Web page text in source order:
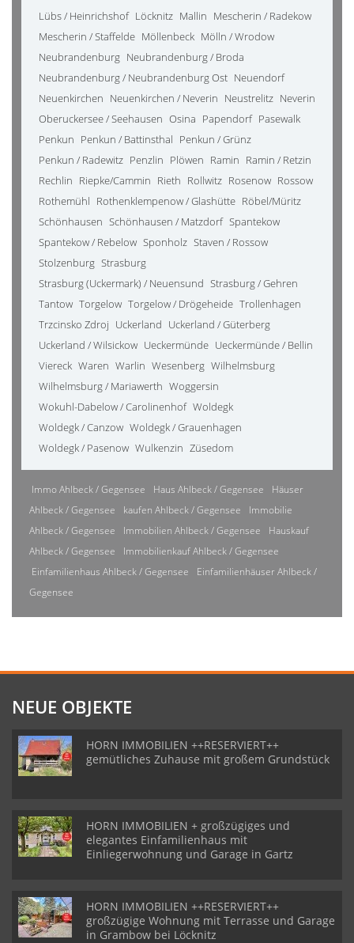
Lübs / Heinrichshof Löcknitz Mallin Mescherin / Radekow
Mescherin / Staffelde Möllenbeck Mölln / Wrodow
Neubrandenburg Neubrandenburg / Broda
Neubrandenburg / Neubrandenburg Ost Neuendorf
Neuenkirchen Neuenkirchen / Neverin Neustrelitz Neverin
Oberuckersee / Seehausen Osina Papendorf Pasewalk
Penkun Penkun / Battinsthal Penkun / Grünz
Penkun / Radewitz Penzlin Plöwen Ramin Ramin / Retzin
Rechlin Riepke/Cammin Rieth Rollwitz Rosenow Rossow
Rothemühl Rothenklempenow / Glashütte Röbel/Müritz
Schönhausen Schönhausen / Matzdorf Spantekow
Spantekow / Rebelow Sponholz Staven / Rossow
Stolzenburg Strasburg
Strasburg (Uckermark) / Neuensund Strasburg / Gehren
Tantow Torgelow Torgelow / Drögeheide Trollenhagen
Trzcinsko Zdroj Uckerland Uckerland / Güterberg
Uckerland / Wilsickow Ueckermünde Ueckermünde / Bellin
Viereck Waren Warlin Wesenberg Wilhelmsburg
Wilhelmsburg / Mariawerth Woggersin
Wokuhl-Dabelow / Carolinenhof Woldegk
Woldegk / Canzow Woldegk / Grauenhagen
Woldegk / Pasenow Wulkenzin Züsedom
Immo Ahlbeck / Gegensee Haus Ahlbeck / Gegensee
Häuser
Ahlbeck / Gegensee
kaufen Ahlbeck / Gegensee
Immobilie
Ahlbeck / Gegensee
Immobilien Ahlbeck / Gegensee
Hauskauf
Ahlbeck / Gegensee
Immobilienkauf Ahlbeck / Gegensee
Einfamilienhaus Ahlbeck / Gegensee
Einfamilienhäuser Ahlbeck /
Gegensee
NEUE OBJEKTE
HORN IMMOBILIEN ++RESERVIERT++
gemütliches Zuhause mit großem Grundstück
HORN IMMOBILIEN + großzügiges und
elegantes Einfamilienhaus mit
Einliegerwohnung und Garage in Gartz
HORN IMMOBILIEN ++RESERVIERT++
großzügige Wohnung mit Terrasse und Garage
in Grambow bei Löcknitz